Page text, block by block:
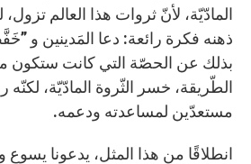
المادّيّة، لأنّ ثروات هذا العالم
ذهنه فكرة رائعة: دعا المَدينين و
بذلك عن الحصّة التي كانت ستكون
الطّريقة، خسر الثّروة المادّيّة،
مستعدّين لمساعدته ودعمه.
انطلاقًا من هذا المثل، يدعونا يسوع